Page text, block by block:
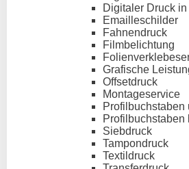
Digitaler Druck
Emailleschilder
Fahnendruck
Filmbelichtung
Grafische
Offsetdruck
Montageservice
Profilbuchstaben
Profilbuchstaben
Siebdruck
Tampondruck
Textildruck